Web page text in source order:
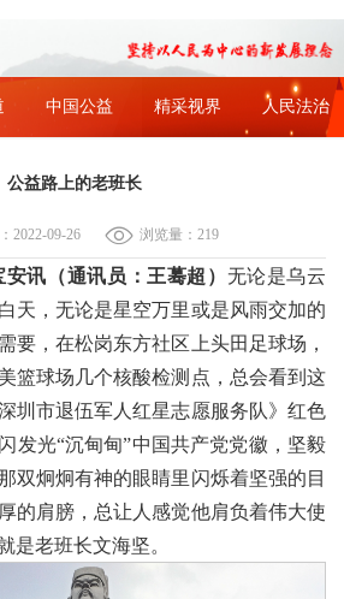
中国公益 精采视界 人民法治
公益路上的老班长
2022-09-26 浏览量：219
安讯 （通讯员：王蓦超 ） 无论是乌云
天，无论是星空万里或是风雨交加的
要，在松岗东方社区上头田足球场，
篮球场几个核酸检测点，总会看到这
圳市退伍军人红星志愿服务队》红色
发光“沉甸甸”中国共产党党徽，坚毅
双炯炯有神的眼睛里闪烁着坚强的目
的肩膀，总让人感觉他肩负着伟大使
是老班长文海坚。